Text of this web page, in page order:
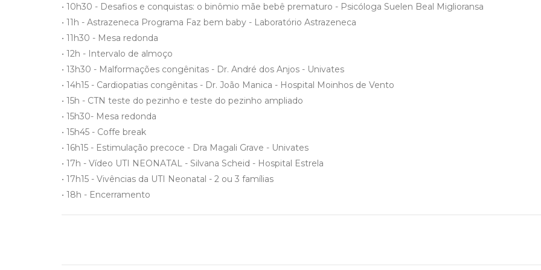
• 10h30 - Desafios e conquistas: o binômio mãe bebê prematuro - Psicóloga Suelen Beal Miglioransa
• 11h - Astrazeneca Programa Faz bem baby - Laboratório Astrazeneca
• 11h30 - Mesa redonda
• 12h - Intervalo de almoço
• 13h30 - Malformações congênitas - Dr. André dos Anjos - Univates
• 14h15 - Cardiopatias congênitas - Dr. João Manica - Hospital Moinhos de Vento
• 15h - CTN teste do pezinho e teste do pezinho ampliado
• 15h30- Mesa redonda
• 15h45 - Coffe break
• 16h15 - Estimulação precoce - Dra Magali Grave - Univates
• 17h - Vídeo UTI NEONATAL - Silvana Scheid - Hospital Estrela
• 17h15 - Vivências da UTI Neonatal - 2 ou 3 famílias
• 18h - Encerramento